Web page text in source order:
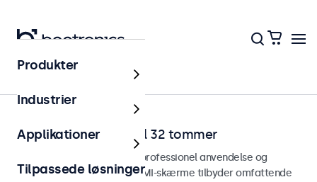
Hjem
HDMI-skærme fra 7 til 32 tommer
HDMI-skærme designet til professionel anvendelse og
kontinuerlig brug. Vores HDMI-skærme tilbyder omfattende
Produkter
Industrier
Applikationer
Tilpassede løsninger